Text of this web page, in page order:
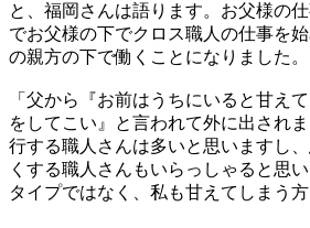
と、福岡さんは語ります。お父様の
でお父様の下でクロス職人の仕事を
の親方の下で働くことになりました。
「父から『お前はうちにいると甘え
をしてこい』と言われて外に出され
行する職人さんは多いと思いますし
くする職人さんもいらっしゃると思
タイプではなく、私も甘えてしまう方